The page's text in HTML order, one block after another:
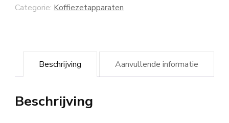
Categorie: Koffiezetapparaten
Beschrijving Aanvullende informatie
Beschrijving